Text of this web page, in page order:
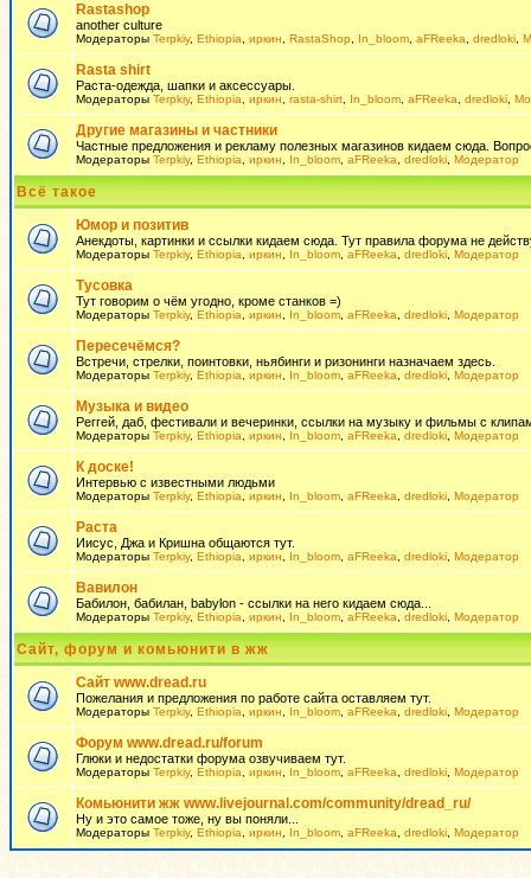
Rastashop
another culture
Модераторы Terpkiy, Ethiopia иркин RastaShop In_bloom aFReeka dredloki
Rasta shirt
Раста-одежда, шапки и аксессуары.
Модераторы Terpkiy, Ethiopia иркин rasta-shirt In_bloom aFReeka dredloki
Другие магазины и частники
Частные предложения и рекламу полезных магазинов кидаем сюда.
Модераторы Terpkiy, Ethiopia иркин In_bloom aFReeka dredloki Модератор
Всё такое
Юмор и позитив
Анекдоты, картинки и ссылки кидаем сюда. Тут правила форума не
Модераторы Terpkiy, Ethiopia иркин In_bloom aFReeka dredloki Модератор
Тусовка
Тут говорим о чём угодно, кроме станков =)
Модераторы Terpkiy, Ethiopia иркин In_bloom aFReeka dredloki Модератор
Пересечёмся?
Встречи, стрелки, поинтовки, ньябинги и ризонинги назначаем здесь.
Модераторы Terpkiy, Ethiopia иркин In_bloom aFReeka dredloki Модератор
Музыка и видео
Реггей, даб, фестивали и вечеринки, ссылки на музыку и фильмы с
Модераторы Terpkiy, Ethiopia иркин In_bloom aFReeka dredloki Модератор
К доске!
Интервью с известными людьми
Модераторы Terpkiy, Ethiopia иркин In_bloom aFReeka dredloki Модератор
Раста
Иисус, Джа и Кришна общаются тут.
Модераторы Terpkiy, Ethiopia иркин In_bloom aFReeka dredloki Модератор
Вавилон
Бабилон, бабилан, babylon - ссылки на него кидаем сюда...
Модераторы Terpkiy, Ethiopia иркин In_bloom aFReeka dredloki Модератор
Сайт, форум и комьюнити в жж
Сайт www.dread.ru
Пожелания и предложения по работе сайта оставляем тут.
Модераторы Terpkiy, Ethiopia иркин In_bloom aFReeka dredloki Модератор
Форум www.dread.ru/forum
Глюки и недостатки форума озвучиваем тут.
Модераторы Terpkiy, Ethiopia иркин In_bloom aFReeka dredloki Модератор
Комьюнити жж www.livejournal.com/community/dread_ru/
Ну и это самое тоже, ну вы поняли...
Модераторы Terpkiy, Ethiopia иркин In_bloom aFReeka dredloki Модератор